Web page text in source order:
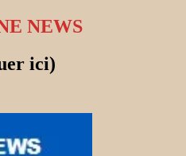
NEWS
ici)